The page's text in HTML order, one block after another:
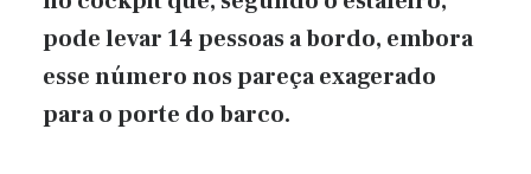
pode levar 14 pessoas a bordo, embora
esse número nos pareça exagerado
para o porte do barco.